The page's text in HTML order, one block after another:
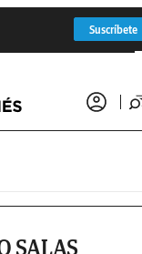
Suscríbete
SALAS